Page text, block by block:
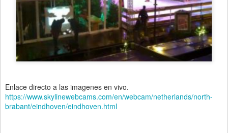
Enlace directo a las imagenes en vivo.
https://www.skylinewebcams.com/en/webcam/netherlands/north-
brabant/eindhoven/eindhoven.html